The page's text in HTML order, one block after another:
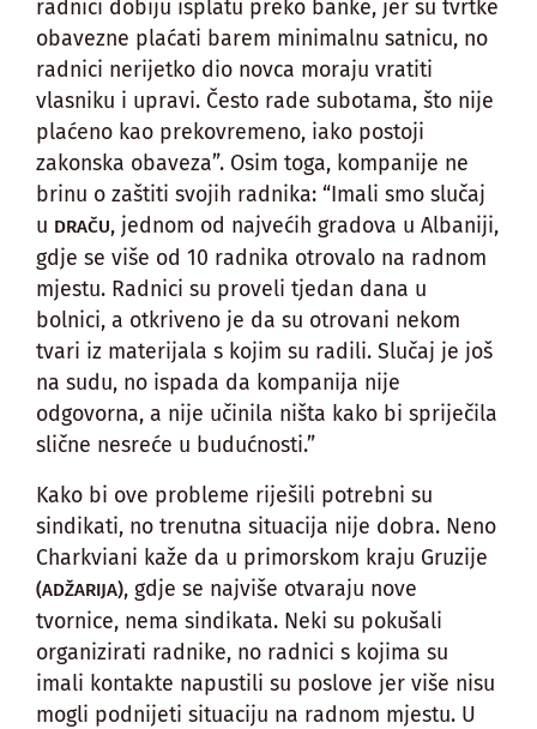
radnici dobiju isplatu preko banke, jer su tvrtke
obavezne plaćati barem minimalnu satnicu, no
radnici nerijetko dio novca moraju vratiti
vlasniku i upravi. Često rade subotama, što nije
plaćeno kao prekovremeno, iako postoji
zakonska obaveza”. Osim toga, kompanije ne
brinu o zaštiti svojih radnika: “Imali smo slučaj
u DRAČU, jednom od najvećih gradova u Albaniji,
gdje se više od 10 radnika otrovalo na radnom
mjestu. Radnici su proveli tjedan dana u
bolnici, a otkriveno je da su otrovani nekom
tvari iz materijala s kojim su radili. Slučaj je još
na sudu, no ispada da kompanija nije
odgovorna, a nije učinila ništa kako bi spriječila
slične nesreće u budućnosti.”
Kako bi ove probleme riješili potrebni su
sindikati, no trenutna situacija nije dobra. Neno
Charkviani kaže da u primorskom kraju Gruzije
(ADŽARIJA), gdje se najviše otvaraju nove
tvornice, nema sindikata. Neki su pokušali
organizirati radnike, no radnici s kojima su
imali kontakte napustili su poslove jer više nisu
mogli podnijeti situaciju na radnom mjestu. U